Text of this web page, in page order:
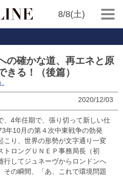
8/8(土)
の確かな道、再エネと原
きる！（後篇）
2020/12/03
、4年任期で、張り切って新しい仕
年10月の第４次中東戦争の勃発
こり、世界の形勢が文字通り一変
トロングＵＮＥＰ事務局長（初
行してジュネーヴからロンドンへ
その瞬間、「あ、これで環境問題